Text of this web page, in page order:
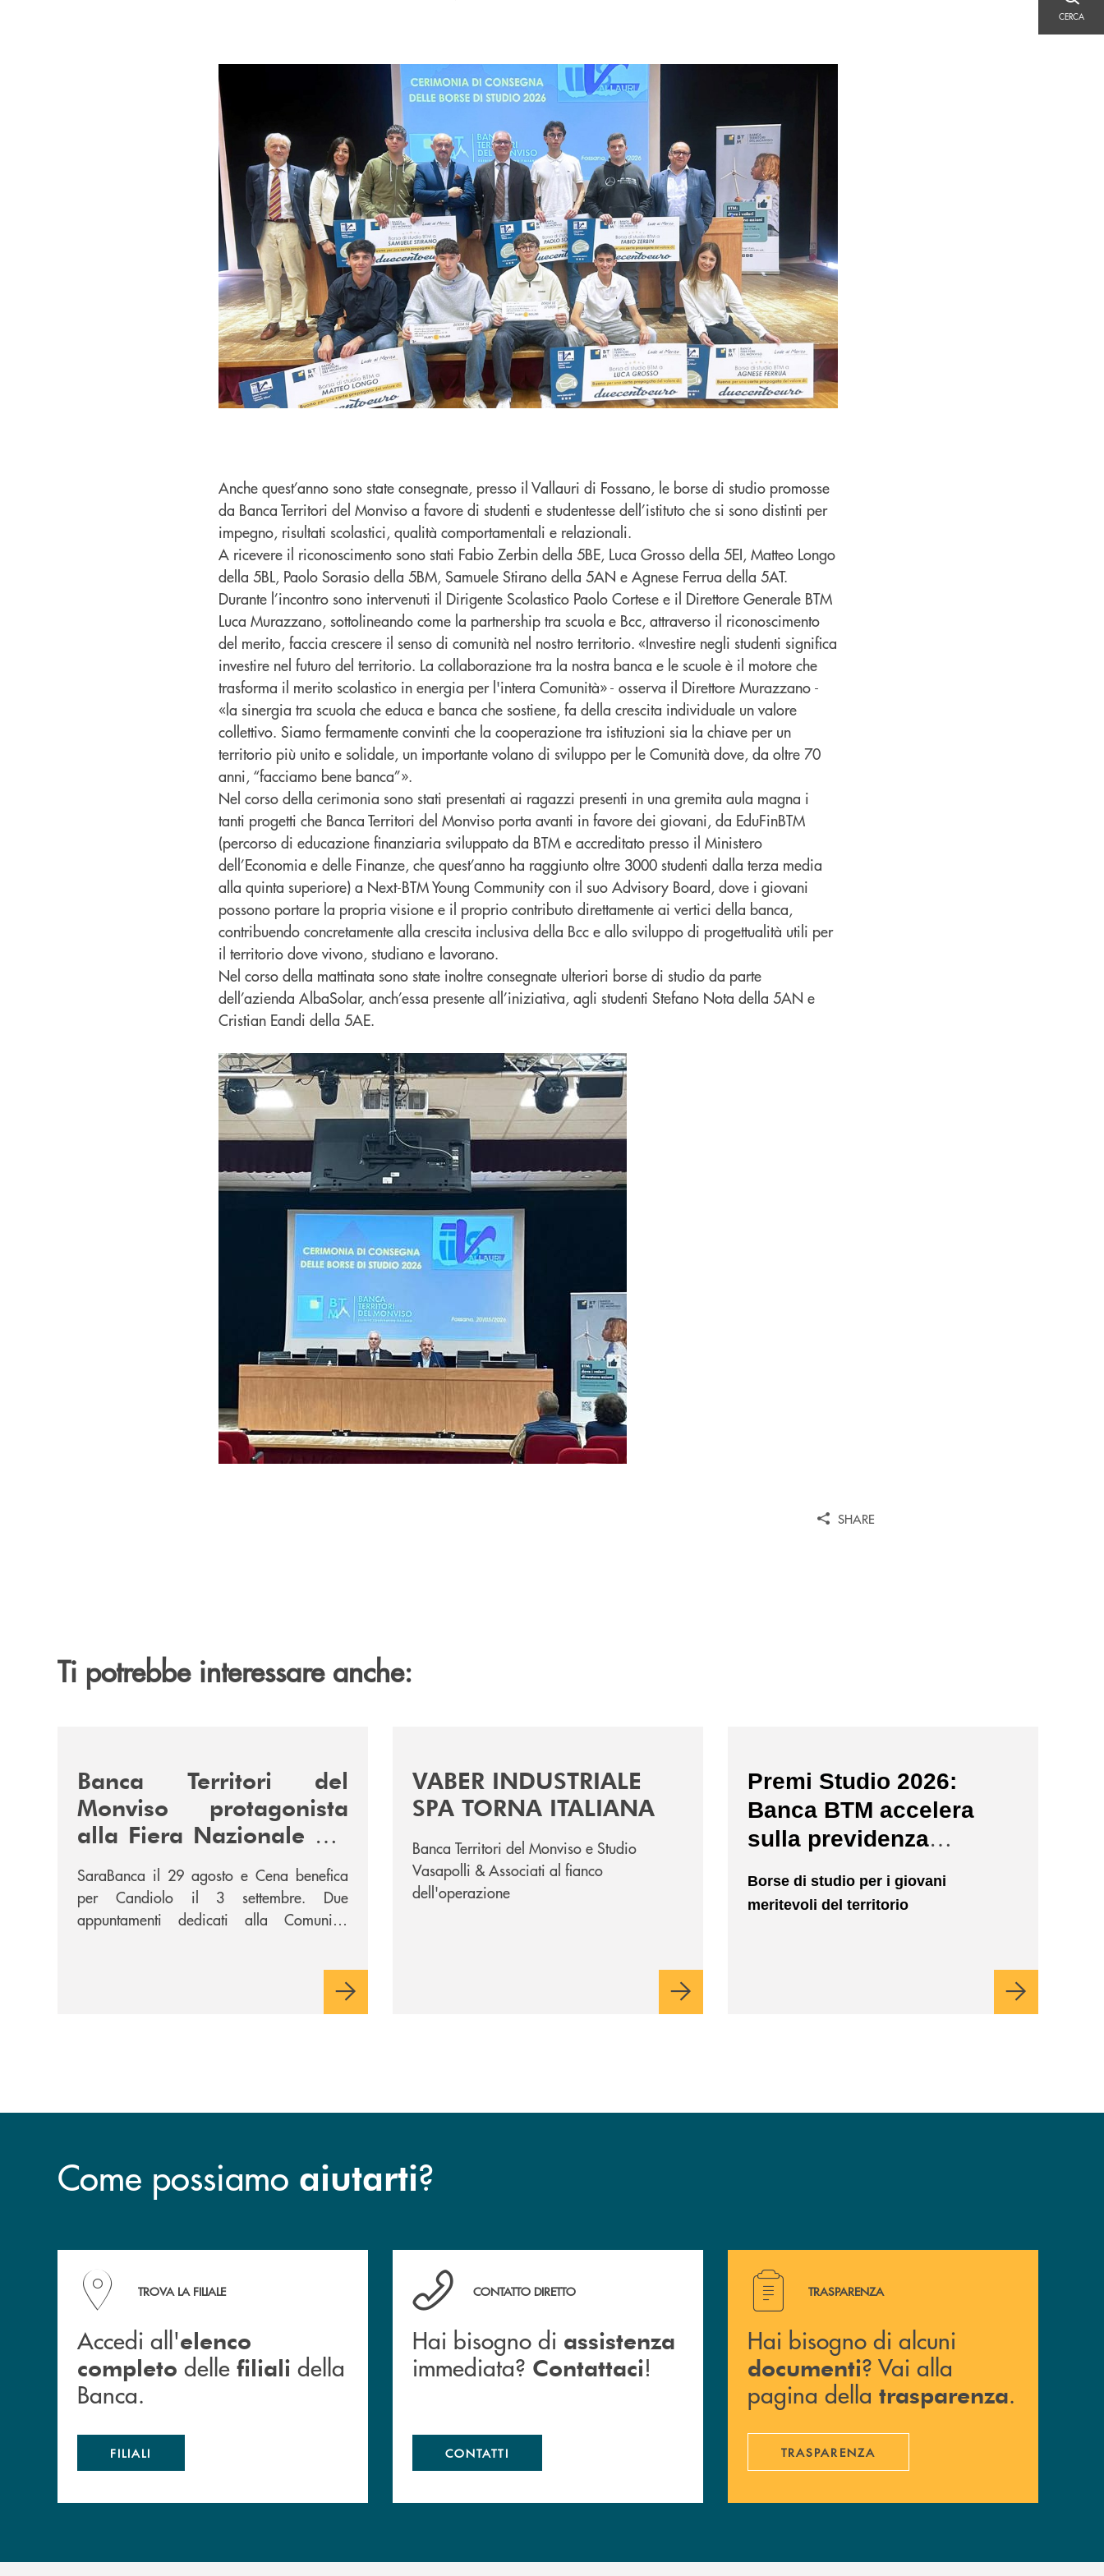
CERCA
Anche quest’anno sono state consegnate, presso il Vallauri di Fossano, le borse di studio promosse
da Banca Territori del Monviso a favore di studenti e studentesse dell’istituto che si sono distinti per
impegno, risultati scolastici, qualità comportamentali e relazionali.
A ricevere il riconoscimento sono stati Fabio Zerbin della 5BE, Luca Grosso della 5EI, Matteo Longo
della 5BL, Paolo Sorasio della 5BM, Samuele Stirano della 5AN e Agnese Ferrua della 5AT.
Durante l’incontro sono intervenuti il Dirigente Scolastico Paolo Cortese e il Direttore Generale BTM
Luca Murazzano, sottolineando come la partnership tra scuola e Bcc, attraverso il riconoscimento
del merito, faccia crescere il senso di comunità nel nostro territorio. «Investire negli studenti significa
investire nel futuro del territorio. La collaborazione tra la nostra banca e le scuole è il motore che
trasforma il merito scolastico in energia per l'intera Comunità» - osserva il Direttore Murazzano -
«la sinergia tra scuola che educa e banca che sostiene, fa della crescita individuale un valore
collettivo. Siamo fermamente convinti che la cooperazione tra istituzioni sia la chiave per un
territorio più unito e solidale, un importante volano di sviluppo per le Comunità dove, da oltre 70
anni, “facciamo bene banca”».
Nel corso della cerimonia sono stati presentati ai ragazzi presenti in una gremita aula magna i
tanti progetti che Banca Territori del Monviso porta avanti in favore dei giovani, da EduFinBTM
(percorso di educazione finanziaria sviluppato da BTM e accreditato presso il Ministero
dell’Economia e delle Finanze, che quest’anno ha raggiunto oltre 3000 studenti dalla terza media
alla quinta superiore) a Next-BTM Young Community con il suo Advisory Board, dove i giovani
possono portare la propria visione e il proprio contributo direttamente ai vertici della banca,
contribuendo concretamente alla crescita inclusiva della Bcc e allo sviluppo di progettualità utili per
il territorio dove vivono, studiano e lavorano.
Nel corso della mattinata sono state inoltre consegnate ulteriori borse di studio da parte
dell’azienda AlbaSolar, anch’essa presente all’iniziativa, agli studenti Stefano Nota della 5AN e
Cristian Eandi della 5AE.
SHARE
Ti potrebbe interessare anche:
Banca Territori del
Monviso protagonista
alla Fiera Nazionale del
Peperone con
SARABANCA e la Cena
per la Ricerca
SaraBanca il 29 agosto e Cena benefica
per Candiolo il 3 settembre. Due
appuntamenti dedicati alla Comunità,
VABER INDUSTRIALE
SPA TORNA ITALIANA
Banca Territori del Monviso e Studio
Vasapolli & Associati al fianco
dell'operazione
Premi Studio 2026:
Banca BTM accelera
sulla previdenza
nuove generazioni
Borse di studio per i giovani
meritevoli del territorio
Come possiamo aiutarti?
Accedi all' elenco completo delle filiali della Banca.
TROVA LA FILIALE
Accedi all'elenco
completo delle filiali della
Banca.
FILIALI
Hai bisogno di assistenza immediata? Contattaci !
CONTATTO DIRETTO
Hai bisogno di assistenza
immediata? Contattaci!
CONTATTI
Hai bisogno di alcuni documenti ? Vai alla pagina della
TRASPARENZA
Hai bisogno di alcuni
documenti? Vai alla
pagina della trasparenza.
TRASPARENZA